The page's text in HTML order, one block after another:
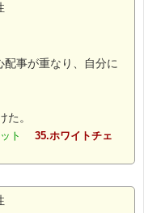
事が重なり、自分に
。
ット 35.ホワイトチェ